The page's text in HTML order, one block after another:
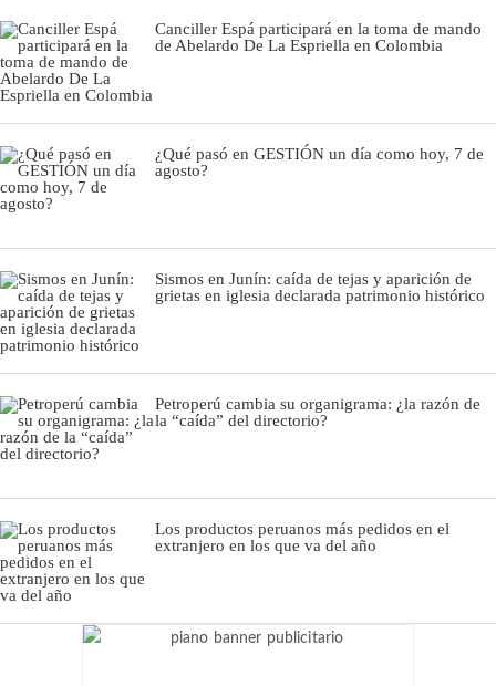
Canciller Espá participará en la toma de mando
de Abelardo De La Espriella en Colombia
¿Qué pasó en GESTIÓN un día como hoy, 7 de
agosto?
Sismos en Junín: caída de tejas y aparición de
grietas en iglesia declarada patrimonio histórico
Petroperú cambia su organigrama: ¿la razón de
la “caída” del directorio?
Los productos peruanos más pedidos en el
extranjero en los que va del año